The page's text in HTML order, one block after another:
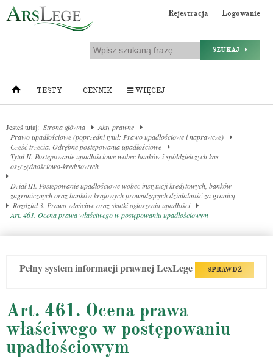
Rejestracja Logowanie
SZUKAJ
TESTY CENNIK WIĘCEJ
Jesteś tutaj: Strona główna
Akty prawne
Prawo upadłościowe (poprzedni tytuł: Prawo upadłościowe i naprawcze)
Część trzecia. Odrębne postępowania upadłościowe
Tytuł II. Postępowanie upadłościowe wobec banków i spółdzielczych kas
oszczędnościowo-kredytowych
Dział III. Postępowanie upadłościowe wobec instytucji kredytowych, banków
zagranicznych oraz banków krajowych prowadzących działalność za granicą
Rozdział 3. Prawo właściwe oraz skutki ogłoszenia upadłości
Art. 461. Ocena prawa właściwego w postępowaniu upadłościowym
Pełny system informacji prawnej LexLege SPRAWDŹ
Art. 461. Ocena prawa
właściwego w postępowaniu
upadłościowym